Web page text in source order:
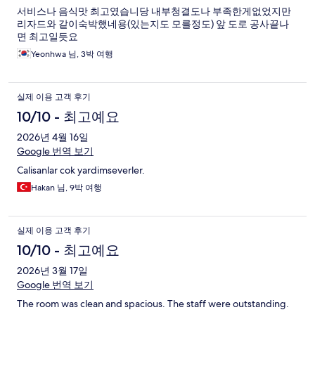
서비스나 음식맛 최고였습니당 내부청결도나 부족한게없었지만
리자드와 같이숙박했네용(있는지도 모를정도) 앞 도로 공사끝나
면 최고일듯요
Yeonhwa 님, 3박 여행
실제 이용 고객 후기
10/10 - 최고예요
2026년 4월 16일
Google 번역 보기
Calisanlar cok yardimseverler.
Hakan 님, 9박 여행
실제 이용 고객 후기
10/10 - 최고예요
2026년 3월 17일
Google 번역 보기
The room was clean and spacious. The staff were outstanding.